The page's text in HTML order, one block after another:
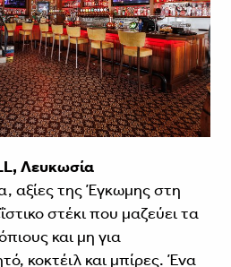
Λευκωσία
αξίες της Έγκωμης στη
στέκι που μαζεύει τα
και μη για
κοκτέιλ και μπίρες. Ένα